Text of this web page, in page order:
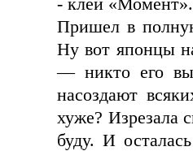
- клей «Момент».
Пришел в
Ну вот японцы
— никто его
насоздают
хуже? Изрезала
буду. И